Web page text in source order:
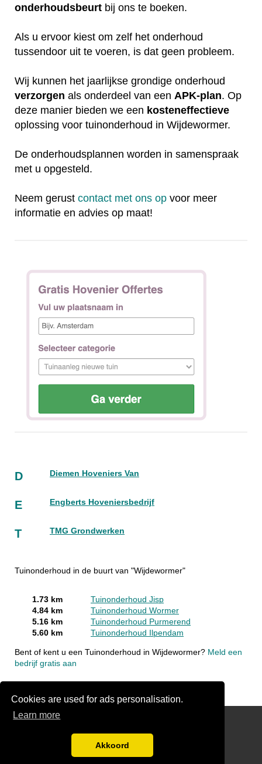
Cookies are used for ads personalisation.
Learn more
Akkoord
onderhoudsbeurt bij ons te boeken.
Als u ervoor kiest om zelf het onderhoud
tussendoor uit te voeren, is dat geen probleem.
Wij kunnen het jaarlijkse grondige onderhoud
verzorgen als onderdeel van een APK-plan. Op
deze manier bieden we een kosteneffectieve
oplossing voor tuinonderhoud in Wijdewormer.
De onderhoudsplannen worden in samenspraak
met u opgesteld.
Neem gerust contact met ons op voor meer
informatie en advies op maat!
D Diemen Hoveniers Van
E Engberts Hoveniersbedrijf
T TMG Grondwerken
Tuinonderhoud in de buurt van "Wijdewormer"
1.73 km
Tuinonderhoud Jisp
4.84 km
Tuinonderhoud Wormer
5.16 km
Tuinonderhoud Purmerend
5.60 km
Tuinonderhoud Ilpendam
Bent of kent u een Tuinonderhoud in Wijdewormer? Meld een
bedrijf gratis aan
hoveniergegevens.nl
Gratis Hovenier Offertes Vergelijken